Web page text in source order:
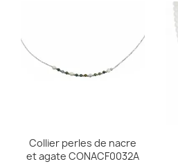
Collier perles de nacre
et agate CONACF0032A